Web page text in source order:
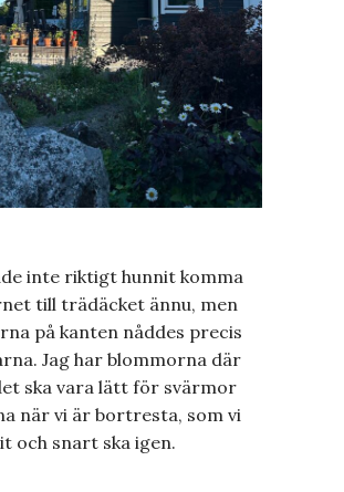
inte riktigt hunnit komma
till trädäcket ännu, men
på kanten nåddes precis
Jag har blommorna där
ska vara lätt för svärmor
när vi är bortresta, som vi
och snart ska igen.